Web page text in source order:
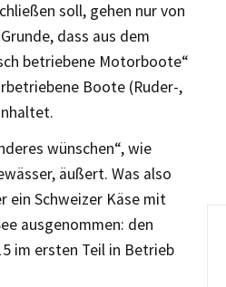
soll, gehen nur von
dass aus dem
betriebene Motorboote“
Boote (Ruder-,
wünschen“, wie
äußert. Was also
ein Schweizer Käse mit
ausgenommen: den
im ersten Teil in Betrieb